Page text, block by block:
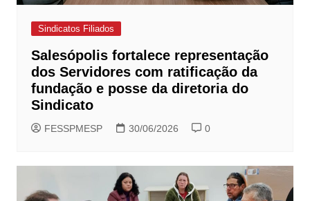
Sindicatos Filiados
Salesópolis fortalece representação
dos Servidores com ratificação da
fundação e posse da diretoria do
Sindicato
FESSPMESP 30/06/2026 0